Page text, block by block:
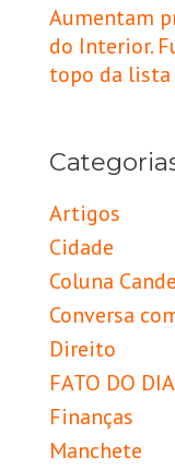
Aumentam
do Interior.
topo da lista
Artigos
Cidade
Coluna
Conversa
Direito
FATO DO DIA
Finanças
Manchete